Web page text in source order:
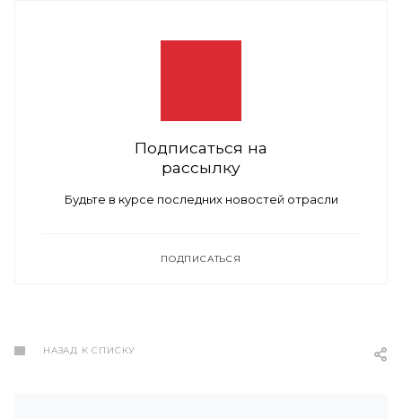
Подписаться на
рассылку
Будьте в курсе последних новостей отрасли
ПОДПИСАТЬСЯ
НАЗАД К СПИСКУ